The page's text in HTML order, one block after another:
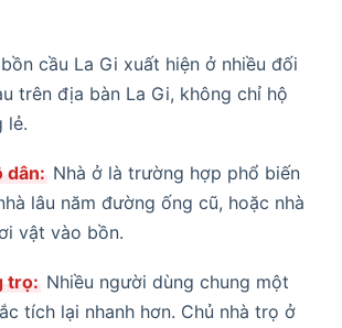
cầu La Gi xuất hiện ở nhiều đối
trên địa bàn La Gi, không chỉ hộ
lẻ.
dân: Nhà ở là trường hợp phổ biến
lâu năm đường ống cũ, hoặc nhà
vật vào bồn.
trọ: Nhiều người dùng chung một
tích lại nhanh hơn. Chủ nhà trọ ở